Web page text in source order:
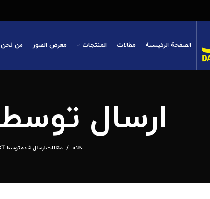
الصفحة الرئيسية مقالات المنتجات معرض الصور من نحن
ارسال توسط
خانه مقالات ارسال شده توسط KPLAST